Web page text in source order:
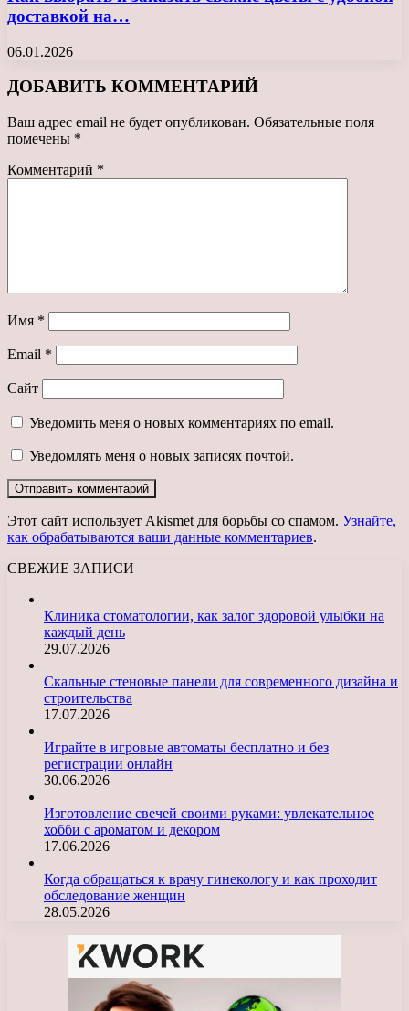
доставкой на…
06.01.2026
ДОБАВИТЬ КОММЕНТАРИЙ
Ваш адрес email не будет опубликован. Обязательные поля
помечены *
Комментарий *
Имя *
Email *
Сайт
Уведомить меня о новых комментариях по email.
Уведомлять меня о новых записях почтой.
Этот сайт использует Akismet для борьбы со спамом. Узнайте,
как обрабатываются ваши данные комментариев.
СВЕЖИЕ ЗАПИСИ
Клиника стоматологии, как залог здоровой улыбки на
каждый день
29.07.2026
Скальные стеновые панели для современного дизайна и
строительства
17.07.2026
Играйте в игровые автоматы бесплатно и без
регистрации онлайн
30.06.2026
Изготовление свечей своими руками: увлекательное
хобби с ароматом и декором
17.06.2026
Когда обращаться к врачу гинекологу и как проходит
обследование женщин
28.05.2026